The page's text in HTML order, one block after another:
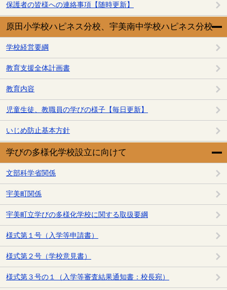
保護者の皆様への連絡事項【随時更新】
原田小学校ハピネス分校、宇美南中学校ハピネス分校
学校経営要綱
教育支援全体計画書
教育内容
児童生徒、教職員の学びの様子【毎日更新】
いじめ防止基本方針
学びの多様化学校設立に向けて
文部科学省関係
宇美町関係
宇美町立学びの多様化学校に関する取扱要綱
様式第１号（入学等申請書）
様式第２号（学校意見書）
様式第３号の１（入学等審査結果通知書：校長宛）